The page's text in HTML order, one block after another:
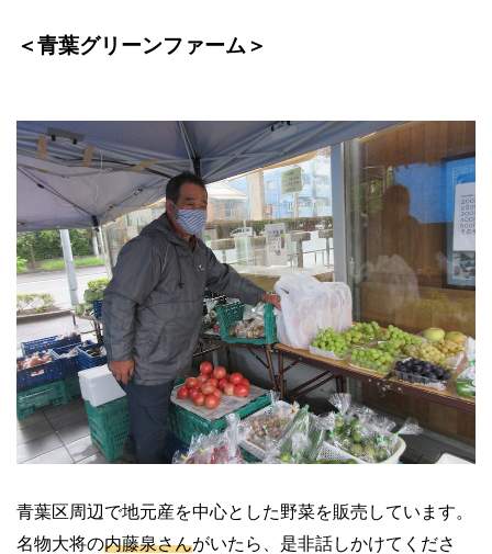
＜青葉グリーンファーム＞
青葉区周辺で地元産を中心とした野菜を販売しています。
名物大将の内藤泉さんがいたら、是非話しかけてくださ